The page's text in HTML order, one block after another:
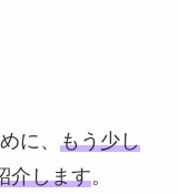
に、 もう少し
介します。